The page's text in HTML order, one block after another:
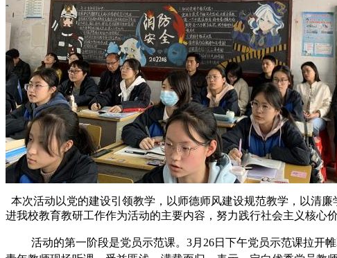
本次活动以党的建设引领教学，以师德师风建设规范教学，以清
进我校教育教研工作作为活动的主要内容，努力践行社会主义核心
活动的第一阶段是党员示范课。3月26日下午党员示范课拉开